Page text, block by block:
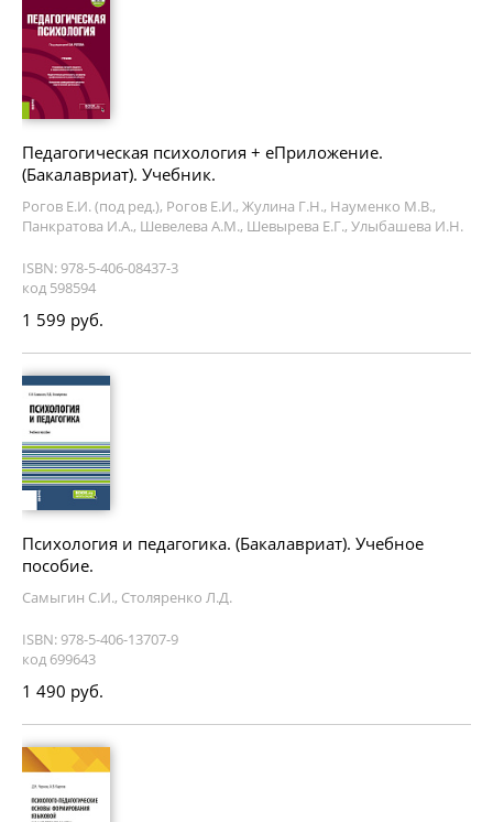
Педагогическая психология + еПриложение.
(Бакалавриат). Учебник.
Рогов Е.И. (под ред.), Рогов Е.И., Жулина Г.Н., Науменко М.В.,
Панкратова И.А., Шевелева А.М., Шевырева Е.Г., Улыбашева И.Н.
ISBN: 978-5-406-08437-3
код 598594
1 599 руб.
Психология и педагогика. (Бакалавриат). Учебное
пособие.
Самыгин С.И., Столяренко Л.Д.
ISBN: 978-5-406-13707-9
код 699643
1 490 руб.